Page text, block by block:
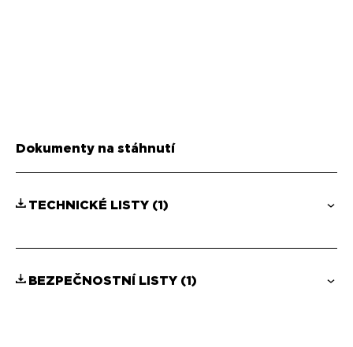
Dokumenty na stáhnutí
TECHNICKÉ LISTY (1)
BEZPEČNOSTNÍ LISTY (1)